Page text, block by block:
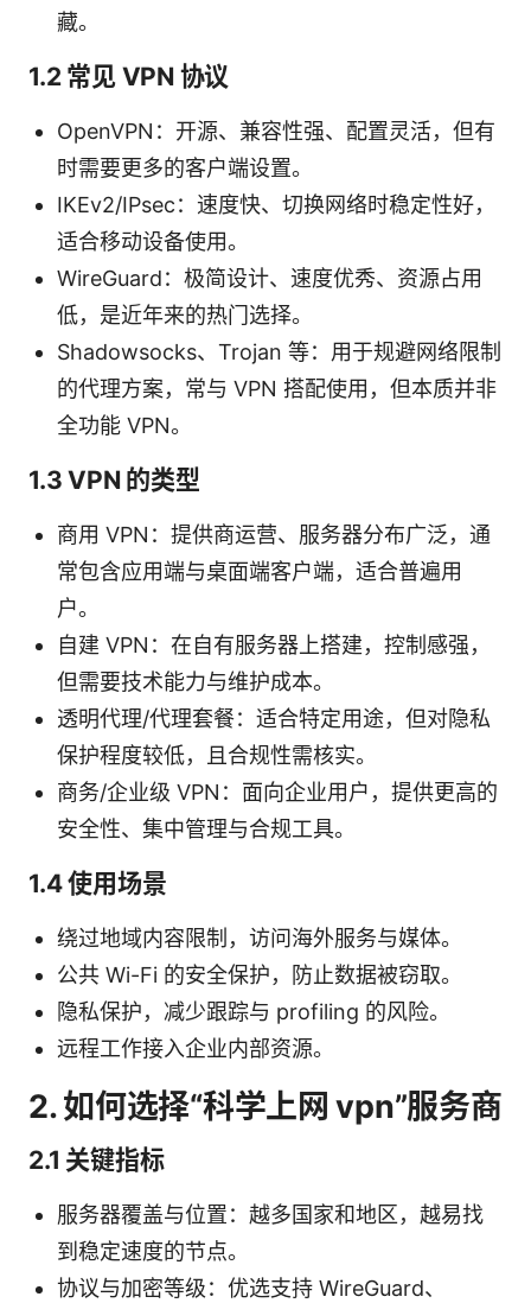
藏。
1.2 常见 VPN 协议
OpenVPN：开源、兼容性强、配置灵活，但有
时需要更多的客户端设置。
IKEv2/IPsec：速度快、切换网络时稳定性好，
适合移动设备使用。
WireGuard：极简设计、速度优秀、资源占用
低，是近年来的热门选择。
Shadowsocks、Trojan 等：用于规避网络限制
的代理方案，常与 VPN 搭配使用，但本质并非
全功能 VPN。
1.3 VPN 的类型
商用 VPN：提供商运营、服务器分布广泛，通
常包含应用端与桌面端客户端，适合普遍用
户。
自建 VPN：在自有服务器上搭建，控制感强，
但需要技术能力与维护成本。
透明代理/代理套餐：适合特定用途，但对隐私
保护程度较低，且合规性需核实。
商务/企业级 VPN：面向企业用户，提供更高的
安全性、集中管理与合规工具。
1.4 使用场景
绕过地域内容限制，访问海外服务与媒体。
公共 Wi-Fi 的安全保护，防止数据被窃取。
隐私保护，减少跟踪与 profiling 的风险。
远程工作接入企业内部资源。
2. 如何选择“科学上网 vpn”服务商
2.1 关键指标
服务器覆盖与位置：越多国家和地区，越易找
到稳定速度的节点。
协议与加密等级：优选支持 WireGuard、